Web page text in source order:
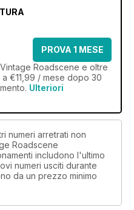
PROVA 1 MESE
Roadscene e oltre
€11,99 / mese dopo 30
Ulteriori
numeri arretrati non
Roadscene
includono l'ultimo
numeri usciti durante
da un prezzo minimo